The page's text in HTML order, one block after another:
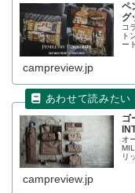
ペ
グ
コ
ト
ー
campreview.jp
ゴ
オ
リ
し
campreview.jp